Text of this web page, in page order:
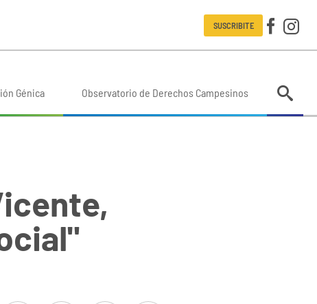
SUSCRIBITE
Génica Observatorio de Derechos Campesinos